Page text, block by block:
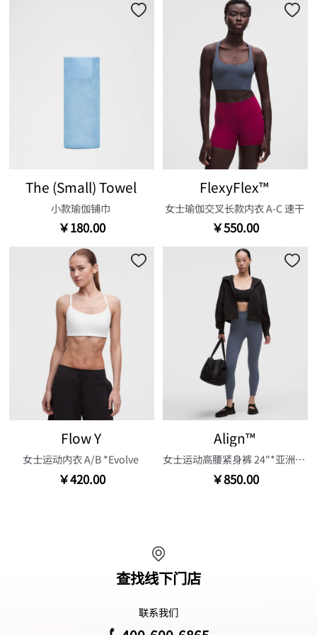
The (Small) Towel
小款瑜伽铺巾
￥180.00
FlexyFlex™
女士瑜伽交叉长款内衣 A-C 速干
￥550.00
Flow Y
女士运动内衣 A/B *Evolve
￥420.00
Align™
女士运动高腰紧身裤 24"*亚洲版型
￥850.00
查找线下门店
联系我们